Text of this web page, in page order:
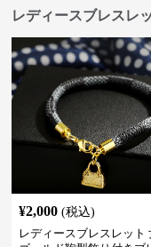
レディースブレスレ
¥2,000 (税込)
レディースブレスレット